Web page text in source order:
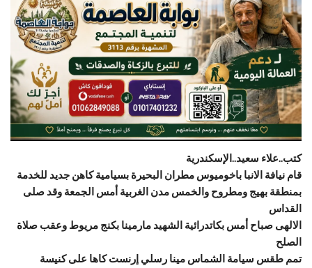
كتب..علاء سعيد..الإسكندرية
قام نيافة الانبا باخوميوس مطران البحيرة بسيامية كاهن جديد للخدمة
بمنطقة بهيج ومطروح والخمس مدن الغربية أمس الجمعة وقد صلى
القداس
الالهى صباح أمس بكاتدرائية الشهيد مارمينا بكنج مريوط وعقب صلاة
الصلح
تمم طقس سيامة الشماس مينا رسلي إرنست كاها على كنيسة